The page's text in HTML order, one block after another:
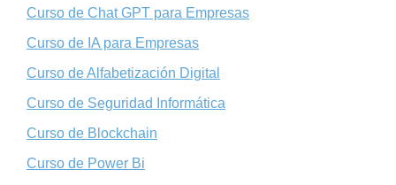
Curso de Chat GPT para Empresas
Curso de IA para Empresas
Curso de Alfabetización Digital
Curso de Seguridad Informática
Curso de Blockchain
Curso de Power Bi